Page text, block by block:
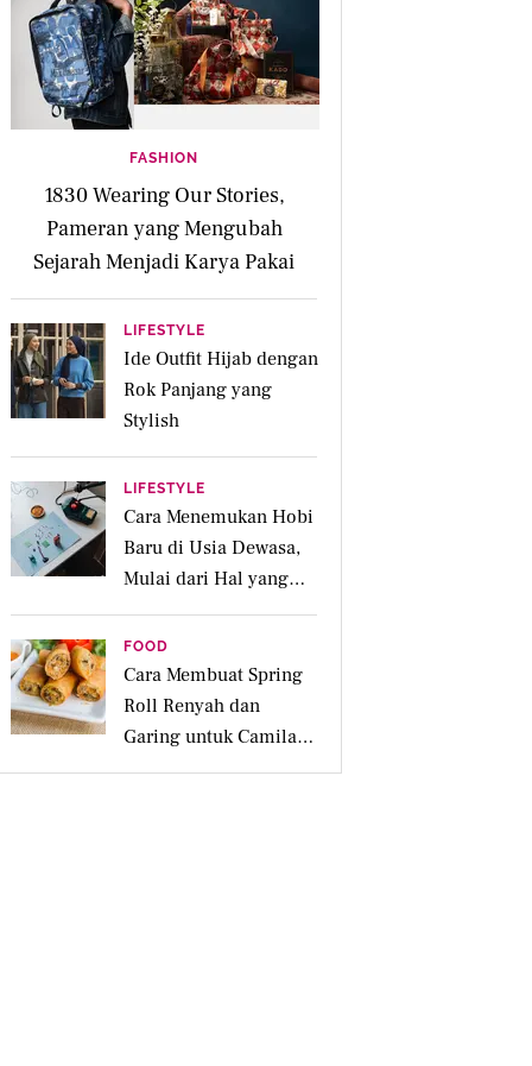
FASHION
1830 Wearing Our Stories,
Pameran yang Mengubah
Sejarah Menjadi Karya Pakai
LIFESTYLE
Ide Outfit Hijab dengan
Rok Panjang yang
Stylish
LIFESTYLE
Cara Menemukan Hobi
Baru di Usia Dewasa,
Mulai dari Hal yang
Disukai
FOOD
Cara Membuat Spring
Roll Renyah dan
Garing untuk Camilan
Pesta